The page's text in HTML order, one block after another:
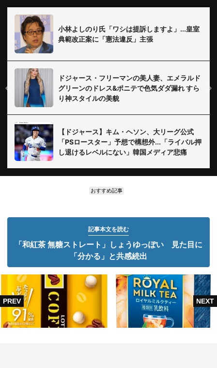
小林よしのり氏「ワシは提訴しますよ」...皇室
典範改正案に「憲法違反」主張
ドジャース・フリーマンの美人妻、エメラルド
グリーンのドレス&ポニテで色気ダダ漏れ すら
り神スタイルの美貌
【ドジャース】キム・ヘソン、大リーグ公式
「PSロースター」予想で構想外...「ライバル押
し退けるレベルにない」韓国メディア悲痛
おすすめ記事
記事本文を読む
「和紅茶 無糖ストレート」しょうゆっぽい 見た目に
「分かる」と共感続出